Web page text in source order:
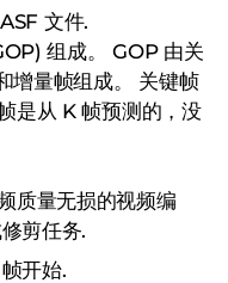
文件.
组成。 GOP 由关
增量帧组成。 关键帧
是从 K 帧预测的，没
质量无损的视频编
剪任务.
开始.